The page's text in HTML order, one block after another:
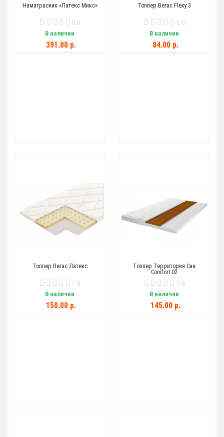
Наматрасник «Латекс Микс»
0
В наличии
391.00 р.
Топпер Вегас Flexy 3
0
В наличии
84.00 р.
Топпер Вегас Латекс
0
В наличии
150.00 р.
Топпер Территория Сна
Comfort 02
0
В наличии
145.00 р.